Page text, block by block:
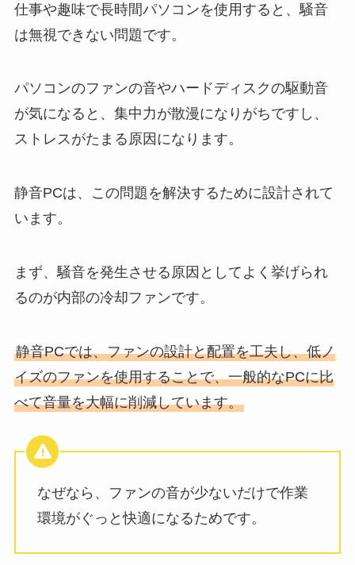
仕事や趣味で長時間パソコンを使用すると、騒音
は無視できない問題です。
パソコンのファンの音やハードディスクの駆動音
が気になると、集中力が散漫になりがちですし、
ストレスがたまる原因になります。
静音PCは、この問題を解決するために設計されて
います。
まず、騒音を発生させる原因としてよく挙げられ
るのが内部の冷却ファンです。
静音PCでは、ファンの設計と配置を工夫し、低ノ
イズのファンを使用することで、一般的なPCに比
べて音量を大幅に削減しています。
なぜなら、ファンの音が少ないだけで作業
環境がぐっと快適になるためです。